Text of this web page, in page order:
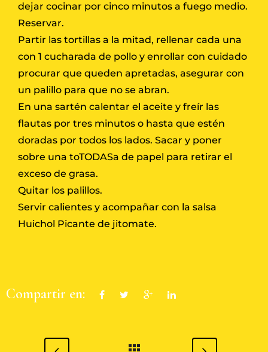
dejar cocinar por cinco minutos a fuego medio.
Reservar.
Partir las tortillas a la mitad, rellenar cada una
con 1 cucharada de pollo y enrollar con cuidado
procurar que queden apretadas, asegurar con
un palillo para que no se abran.
En una sartén calentar el aceite y freír las
flautas por tres minutos o hasta que estén
doradas por todos los lados. Sacar y poner
sobre una toTODASa de papel para retirar el
exceso de grasa.
Quitar los palillos.
Servir calientes y acompañar con la salsa
Huichol Picante de jitomate.
Compartir en: